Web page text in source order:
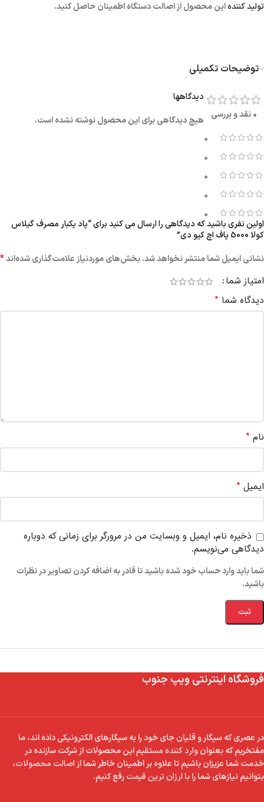
تولید کنندهاین محصول از اصالت دستگاه اطمینان حاصل کنید.
توضیحات تکمیلی
0 نقد و بررسی
0
0
0
0
0
دیدگاهها
هیچ دیدگاهی برای این محصول نوشته نشده است.
اولین نفری باشید که دیدگاهی را ارسال می کنید برای “پاد یکبار مصرف گیلاس
کولا 5000 پاف اچ کیو دی”
نشانی ایمیل شما منتشر نخواهد شد.بخش‌های موردنیاز علامت‌گذاری شده‌اند*
امتیاز شما
دیدگاه شما *
نام *
ایمیل *
ذخیره نام، ایمیل و وبسایت من در مرورگر برای زمانی که دوباره
دیدگاهی می‌نویسم.
شما باید وارد حساب خود شده باشید تا قادر به اضافه کردن تصاویر در نظرات
باشید.
فروشگاه اینترنتی ویپ جنوب
در عصری که سیگار و قلیان جای خود را به سیگارهای الکترونیکی داده اند، ما
مفتخریم که بعنوانوارد کننده مستقیماین محصولات از شرکت سازنده در
خدمت شما عزیزان باشیم تا علاوه بر اطمینان خاطر شما از اصالت محصولات،
بتوانیم نیازهای شما را باارزان ترین قیمترفع کنیم.